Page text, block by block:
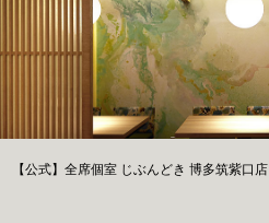
【公式】全席個室 じぶんどき 博多筑紫口店